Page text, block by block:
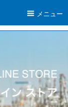
メニュー